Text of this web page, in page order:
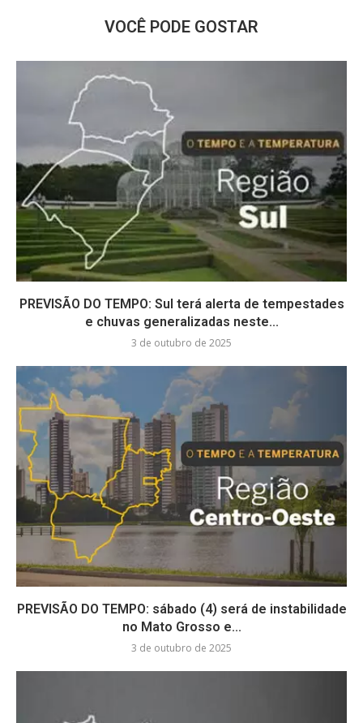
VOCÊ PODE GOSTAR
PREVISÃO DO TEMPO: Sul terá alerta de tempestades
e chuvas generalizadas neste...
3 de outubro de 2025
PREVISÃO DO TEMPO: sábado (4) será de instabilidade
no Mato Grosso e...
3 de outubro de 2025